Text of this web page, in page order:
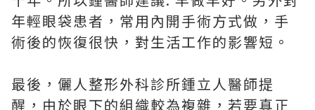
年輕眼袋患者，常用內開手術方式做，手
術後的恢復很快，對生活工作的影響短。
最後，儷人整形外科診所鍾立人醫師提
醒，由於眼下的組織較為複雜，若要真正